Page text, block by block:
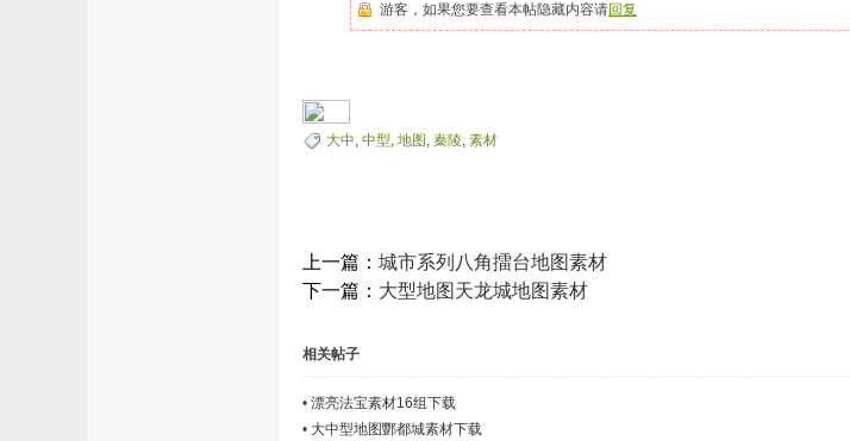
游客，如果您要查看本帖隐藏内容请回复
大中, 中型, 地图 , 秦陵, 素材
上一篇： 城市系列八角擂台地图素材
下一篇： 大型地图天龙城地图素材
相关帖子
• 漂亮法宝素材16组下载
• 大中型地图酆都城素材下载